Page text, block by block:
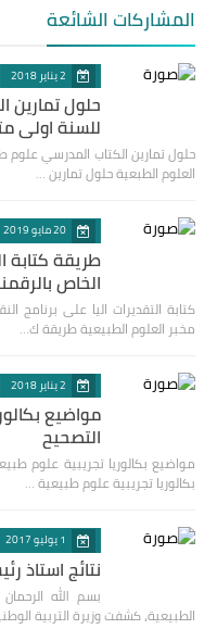
المشاركات الشائعة
2 يناير 2018
حلول تمارين
للسنة اولى
حلول تمارين الكتاب المدرسي
العلوم الطبعية حلول تمارين …
20 مايو 2019
طريقة كتابة
الخاص
كتابة التقديرات اليا على برنامج
مخبر العلوم الطبيعية طريقة ك…
2 يناير 2018
مواضيع
التصحيح
مواضيع بكالوريا تجريبية علوم
بكالوريا تجريبية علوم طبيعية …
1 يوليو 2017
نتائج استاذ
بسم الله
الطبيعية، كشفت وزيرة التربية